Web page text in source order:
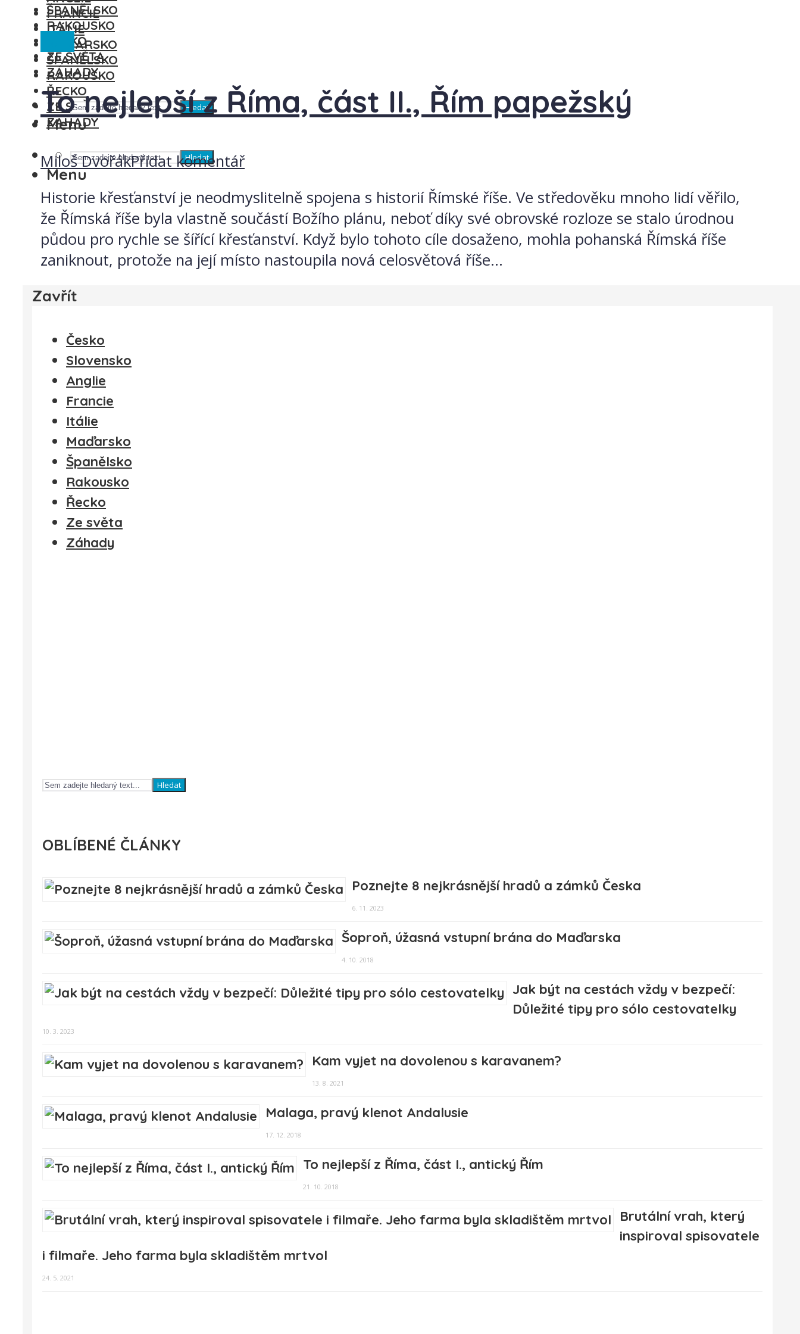
FRANCIE
ITÁLIE
MAĎARSKO
ŠPANĚLSKO
RAKOUSKO
ŘECKO
ZE SVĚTA
ZÁHADY
Hledat
Menu
ŠPANĚLSKO
RAKOUSKO
ŘECKO
ZE SVĚTA
ZÁHADY
Hledat
Menu
To nejlepší z Říma, část II., Řím papežský
Miloš DvořákPřidat komentář
Historie křesťanství je neodmyslitelně spojena s historií Římské říše. Ve středověku mnoho lidí věřilo,
že Římská říše byla vlastně součástí Božího plánu, neboť díky své obrovské rozloze se stalo úrodnou
půdou pro rychle se šířící křesťanství. Když bylo tohoto cíle dosaženo, mohla pohanská Římská říše
zaniknout, protože na její místo nastoupila nová celosvětová říše...
Zavřít
Česko
Slovensko
Anglie
Francie
Itálie
Maďarsko
Španělsko
Rakousko
Řecko
Ze světa
Záhady
Hledat
OBLÍBENÉ ČLÁNKY
Poznejte 8 nejkrásnější hradů a zámků Česka
6. 11. 2023
Šoproň, úžasná vstupní brána do Maďarska
4. 10. 2018
Jak být na cestách vždy v bezpečí:
Důležité tipy pro sólo cestovatelky
10. 3. 2023
Kam vyjet na dovolenou s karavanem?
13. 8. 2021
Malaga, pravý klenot Andalusie
17. 12. 2018
To nejlepší z Říma, část I., antický Řím
21. 10. 2018
Brutální vrah, který
inspiroval spisovatele
i filmaře. Jeho farma byla skladištěm mrtvol
24. 5. 2021